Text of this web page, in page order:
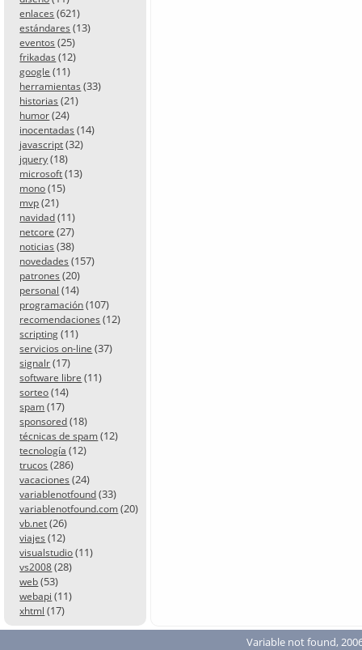
enlaces (621)
estándares (13)
eventos (25)
frikadas (12)
google (11)
herramientas (33)
historias (21)
humor (24)
inocentadas (14)
javascript (32)
jquery (18)
microsoft (13)
mono (15)
mvp (21)
navidad (11)
netcore (27)
noticias (38)
novedades (157)
patrones (20)
personal (14)
programación (107)
recomendaciones (12)
scripting (11)
servicios on-line (37)
signalr (17)
software libre (11)
sorteo (14)
spam (17)
sponsored (18)
técnicas de spam (12)
tecnología (12)
trucos (286)
vacaciones (24)
variablenotfound (33)
variablenotfound.com (20)
vb.net (26)
viajes (12)
visualstudio (11)
vs2008 (28)
web (53)
webapi (11)
xhtml (17)
Variable not found,